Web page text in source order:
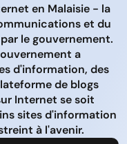
en Malaisie - la
et du
le gouvernement.
a
d'information, des
de blogs
Internet se soit
sites d'information
à l'avenir.